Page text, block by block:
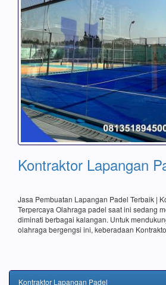
Kontraktor Lapangan
Jasa Pembuatan Lapangan Padel Terbaik |
Terpercaya Olahraga padel saat ini sedang
diminati berbagai kalangan. Untuk
olahraga bergengsi ini, keberadaan
Kontraktor Lapangan Padel